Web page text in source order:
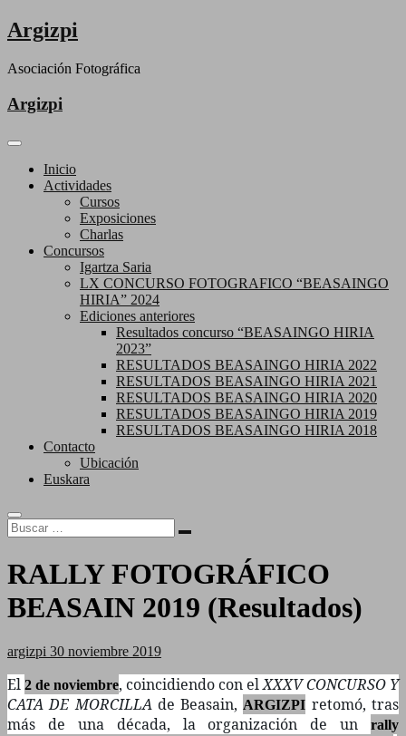
Saltar
al
Argizpi
Asociación Fotográfica
Argizpi
Inicio
Actividades
Cursos
Exposiciones
Charlas
Concursos
Igartza Saria
LX CONCURSO FOTOGRAFICO “BEASAINGO
HIRIA” 2024
Ediciones anteriores
Resultados concurso “BEASAINGO HIRIA
2023”
RESULTADOS BEASAINGO HIRIA 2022
RESULTADOS BEASAINGO HIRIA 2021
RESULTADOS BEASAINGO HIRIA 2020
RESULTADOS BEASAINGO HIRIA 2019
RESULTADOS BEASAINGO HIRIA 2018
Contacto
Ubicación
Euskara
Buscar
…
RALLY FOTOGRÁFICO
BEASAIN 2019 (Resultados)
argizpi 30 noviembre 2019
El 2 de noviembre, coincidiendo con elXXXV CONCURSO Y
CATA DE MORCILLAde Beasain,ARGIZPI retomó, tras
más de una década, la organización de un
rally